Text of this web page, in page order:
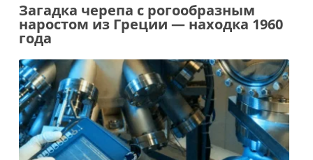
Загадка черепа с рогообразным
наростом из Греции — находка 1960
года